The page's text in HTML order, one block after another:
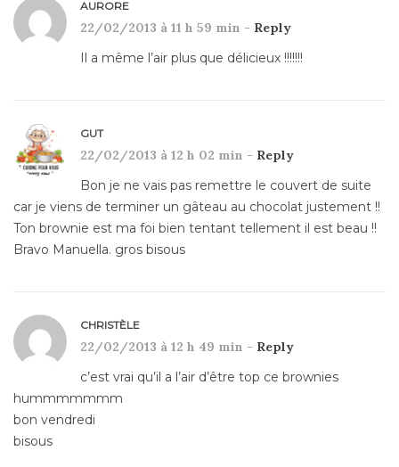
AURORE
22/02/2013 à 11 h 59 min - Reply
Il a même l’air plus que délicieux !!!!!!!
GUT
22/02/2013 à 12 h 02 min - Reply
Bon je ne vais pas remettre le couvert de suite
car je viens de terminer un gâteau au chocolat justement !!
Ton brownie est ma foi bien tentant tellement il est beau !!
Bravo Manuella. gros bisous
CHRISTÈLE
22/02/2013 à 12 h 49 min - Reply
c’est vrai qu’il a l’air d’être top ce brownies
hummmmmmm
bon vendredi
bisous